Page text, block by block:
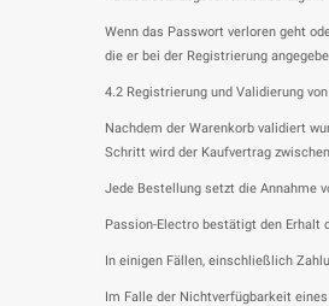
Wenn das Passwort verloren geht
die er bei der Registrierung
4.2 Registrierung und Validierung
Nachdem der Warenkorb validiert
Schritt wird der Kaufvertrag
Jede Bestellung setzt die Annahme
Passion-Electro bestätigt den Erhalt
In einigen Fällen, einschließlich
Im Falle der Nichtverfügbarkeit